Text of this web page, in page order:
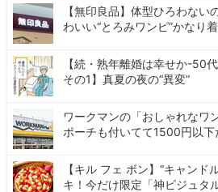
【無印良品】体型ひろわな
わいい“とろみワンピ”かなり
【続・熟年離婚は幸せか-50
その1】真夏の夜の“異変”
ワークマンの「おしゃれなワ
ポーチも付いてて1500円以下
【キル フェ ボン】“キャンド
キ！今だけ限定「神ビジュタ